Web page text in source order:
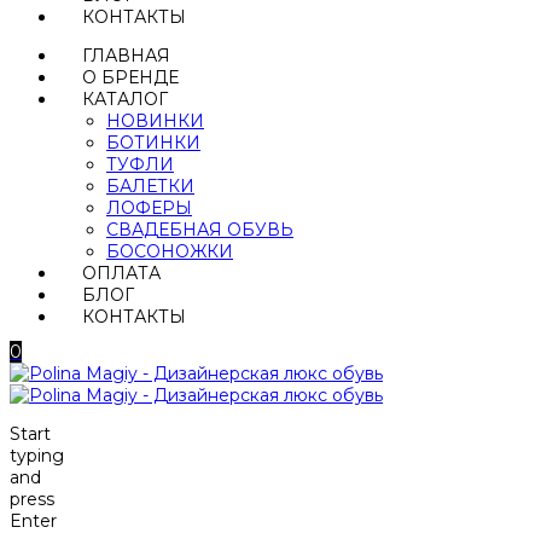
КОНТАКТЫ
ГЛАВНАЯ
О БРЕНДЕ
КАТАЛОГ
НОВИНКИ
БОТИНКИ
ТУФЛИ
БАЛЕТКИ
ЛОФЕРЫ
СВАДЕБНАЯ ОБУВЬ
БОСОНОЖКИ
ОПЛАТА
БЛОГ
КОНТАКТЫ
0
Start
typing
and
press
Enter